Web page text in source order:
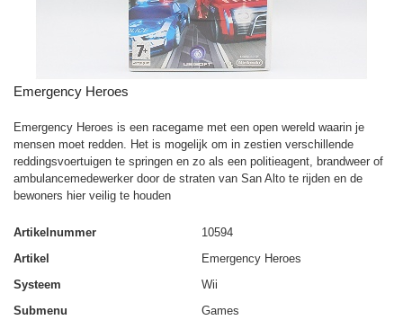
Emergency Heroes
Emergency Heroes is een racegame met een open wereld waarin je
mensen moet redden. Het is mogelijk om in zestien verschillende
reddingsvoertuigen te springen en zo als een politieagent, brandweer of
ambulancemedewerker door de straten van San Alto te rijden en de
bewoners hier veilig te houden
Artikelnummer
10594
Artikel
Emergency Heroes
Systeem
Wii
Submenu
Games